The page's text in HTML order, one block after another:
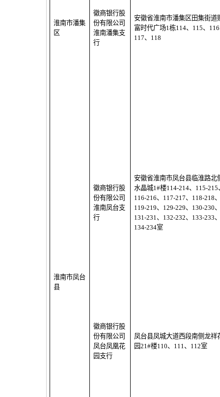
淮南市潘集
区
徽商银行股
份有限公司
淮南潘集支
行
安徽省淮南市潘集区田集街道
富时代广场1栋114、 115、 116
117、 118
淮南市凤台
县
徽商银行股
份有限公司
淮南凤台支
行
安徽省淮南市凤台县临淮路北
水晶城1#楼114-214、 115-215
116-216、 117-217、 118-218
119-219、 129-229、 130-230
131-231、 132-232、 133-233
134-234室
徽商银行股
份有限公司
凤台凤凰花
园支行
凤台县凤城大道西段南侧龙祥
园21#楼110、 111、 112室